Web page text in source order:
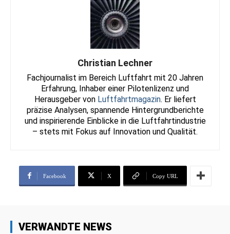
Christian Lechner
Fachjournalist im Bereich Luftfahrt mit 20 Jahren
Erfahrung, Inhaber einer Pilotenlizenz und
Herausgeber von Luftfahrtmagazin. Er liefert
präzise Analysen, spannende Hintergrundberichte
und inspirierende Einblicke in die Luftfahrtindustrie
– stets mit Fokus auf Innovation und Qualität.
Facebook X Copy URL
VERWANDTE NEWS